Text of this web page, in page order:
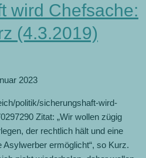
wird Chefsache:
(4.3.2019)
2023
politik/sicherungshaft-wird-
Zitat: „Wir wollen zügig
der rechtlich hält und eine
ermöglicht“, so Kurz.